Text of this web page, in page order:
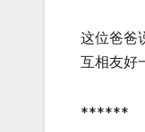
这位爸爸
互相友好
******